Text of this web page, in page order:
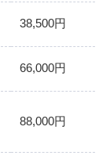
38,500円
66,000円
88,000円